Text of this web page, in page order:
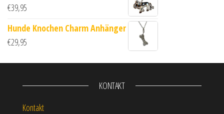
€39,95
Hunde Knochen Charm Anhänger
€29,95
KONTAKT
Kontakt